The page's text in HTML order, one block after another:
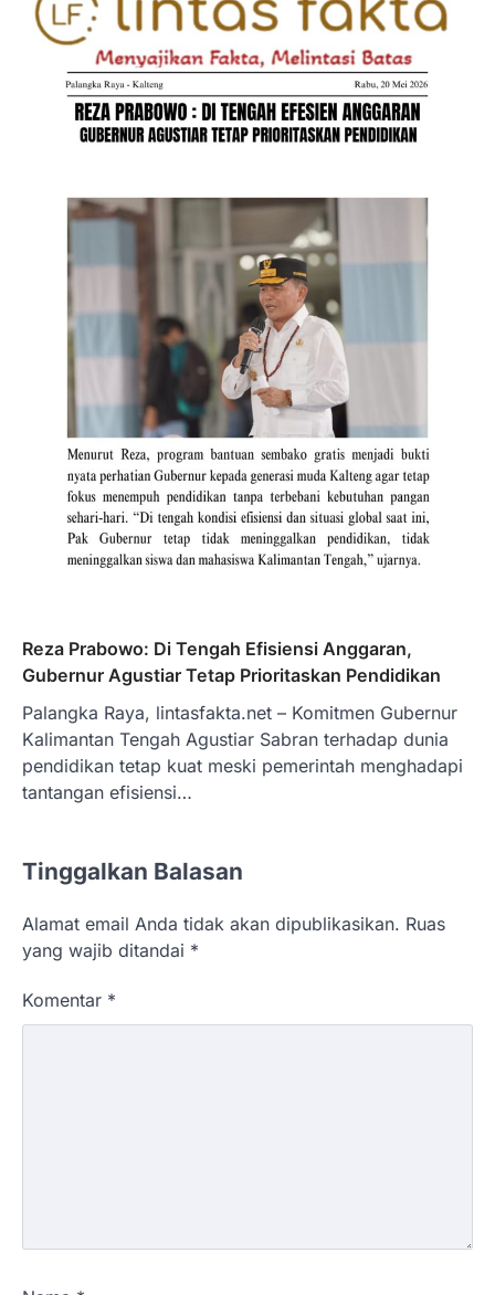
Reza Prabowo: Di Tengah Efisiensi Anggaran,
Gubernur Agustiar Tetap Prioritaskan Pendidikan
Palangka Raya, lintasfakta.net – Komitmen Gubernur
Kalimantan Tengah Agustiar Sabran terhadap dunia
pendidikan tetap kuat meski pemerintah menghadapi
tantangan efisiensi…
Tinggalkan Balasan
Alamat email Anda tidak akan dipublikasikan. Ruas
yang wajib ditandai *
Komentar *